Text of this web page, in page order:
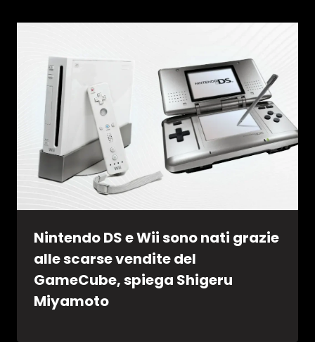
Nintendo DS e Wii sono nati grazie
alle scarse vendite del
GameCube, spiega Shigeru
Miyamoto